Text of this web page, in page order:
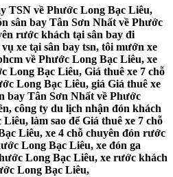
TSN về Phước Long Bạc Liêu,
sân bay Tân Sơn Nhất về Phước
rước khách tại sân bay đi
xe tại sân bay tsn, tôi mướn xe
về Phước Long Bạc Liêu, xe
Long Bạc Liêu, Giá thuê xe 7 chỗ
Long Bạc Liêu, giá Giá thuê xe
bay Tân Sơn Nhất về Phước
công ty du lịch nhận đón khách
làm sao để Giá thuê xe 7 chỗ
Liêu, xe 4 chỗ chuyên đón rước
Long Bạc Liêu, xe đón ga
Long Bạc Liêu, xe rước khách
Long Bạc Liêu,